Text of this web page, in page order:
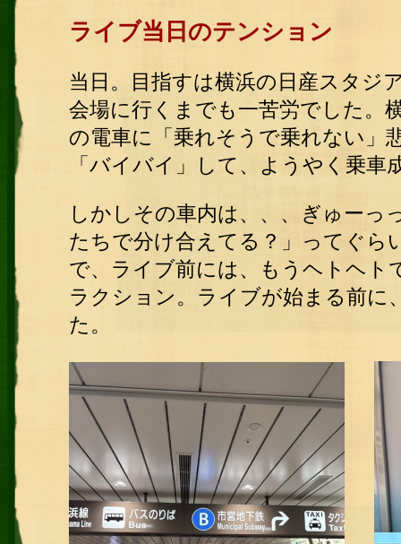
ライブ当日のテンション
当日。目指すは横浜の日産スタジ
会場に行くまでも一苦労でした。
の電車に「乗れそうで乗れない」
「バイバイ」して、ようやく乗車
しかしその車内は、、、ぎゅーっ
たちで分け合えてる？」ってぐら
で、ライブ前には、もうヘトヘト
ラクション。ライブが始まる前に
た。